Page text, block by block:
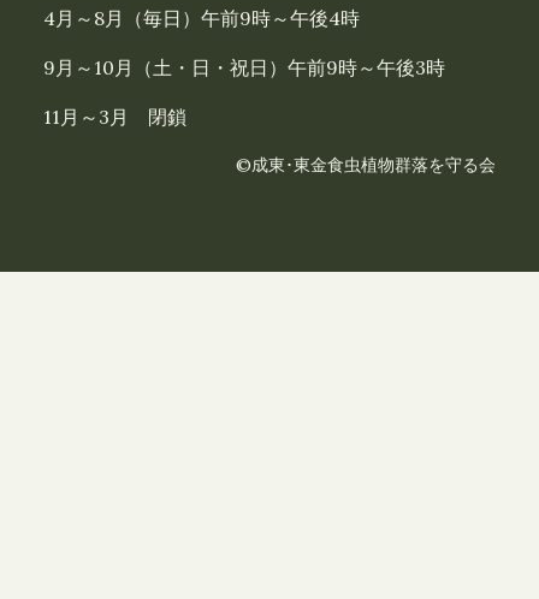
4月～8月（毎日）午前9時～午後4時
9月～10月（土・日・祝日）午前9時～午後3時
11月～3月 閉鎖
©成東･東金食虫植物群落を守る会